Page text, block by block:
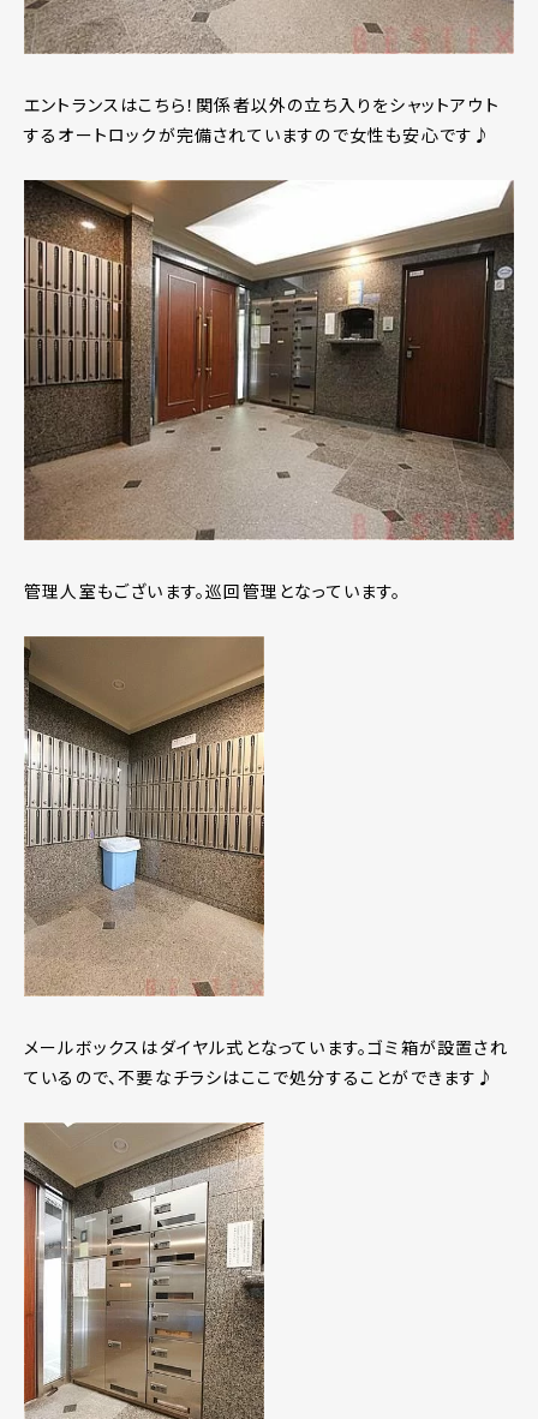
エントランスはこちら！関係者以外の立ち入りをシャットアウト
するオートロックが完備されていますので女性も安心です♪
管理人室もございます。巡回管理となっています。
メールボックスはダイヤル式となっています。ゴミ箱が設置され
ているので、不要なチラシはここで処分することができます♪